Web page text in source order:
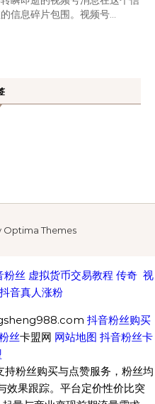
信息碎片包围。视频号...
Optima Themes
粉丝 虚拟货币交易教程 传奇 视
抖音真人涨粉
抖音粉丝购买
丝卡盟网 网站地图 抖音粉丝卡
粉丝购买与点赞服务，粉丝均
效果跟踪。平台定价性价比突